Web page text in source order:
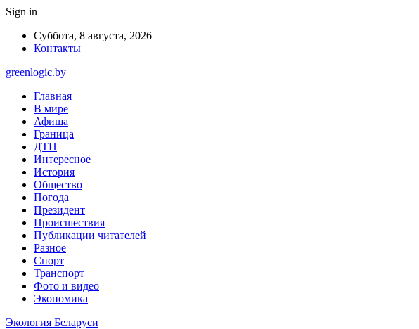
Sign in
Суббота, 8 августа, 2026
Контакты
greenlogic.by
Главная
В мире
Афиша
Граница
ДТП
Интересное
История
Общество
Погода
Президент
Происшествия
Публикации читателей
Разное
Спорт
Транспорт
Фото и видео
Экономика
Экология Беларуси